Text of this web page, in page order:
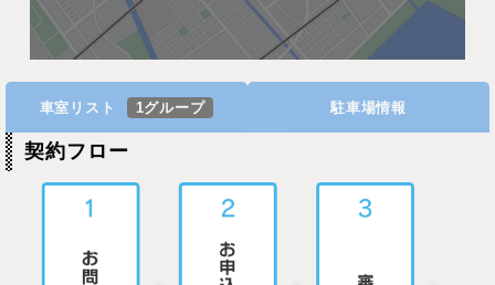
車室リスト 1グループ 駐車場情報
契約フロー